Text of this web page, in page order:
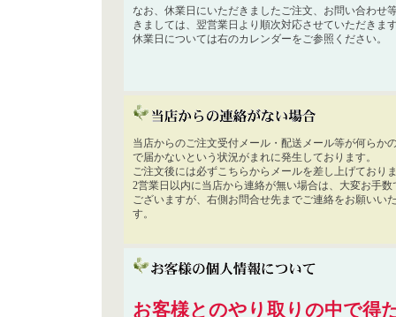
なお、休業日にいただきましたご注文、お問い合わせ
きましては、翌営業日より順次対応させていただきま
休業日については右のカレンダーをご参照ください。
当店からのご注文受付メール・配送メール等が何らか
で届かないという状況がまれに発生しております。
ご注文後には必ずこちらからメールを差し上げており
2営業日以内に当店から連絡が無い場合は、大変お手数
ございますが、右側お問合せ先までご連絡をお願いい
す。
お客様とのやり取りの中で得